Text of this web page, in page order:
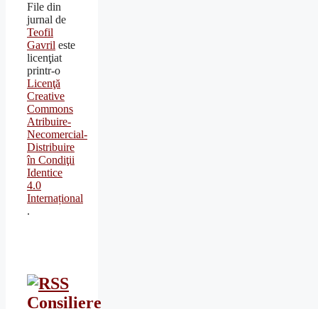
File din
jurnal de
Teofil
Gavril este
licenţiat
printr-o
Licenţă
Creative
Commons
Atribuire-
Necomercial-
Distribuire
în Condiţii
Identice
4.0
Internațional
.
Consiliere